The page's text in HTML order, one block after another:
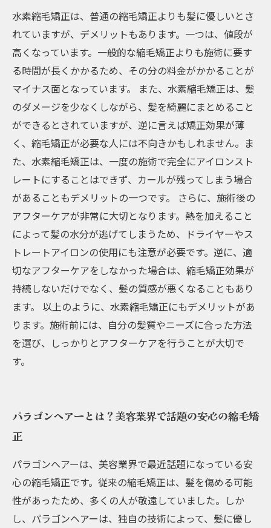
水素縮毛矯正は、普通の縮毛矯正よりも髪に優しいとさ
れていますが、デメリットもあります。一つは、値段が
高くなっています。一般的な縮毛矯正よりも施術に要す
る時間が長くかかるため、その分の料金がかかることが
マイナス面となっています。 また、水素縮毛矯正は、髪
のダメージを少なくしながら、髪を綺麗にまとめること
ができるとされていますが、逆に言えば矯正効果が薄
く、縮毛矯正が必要な人には不向きかもしれません。ま
た、水素縮毛矯正は、一度の施術で完全にアイロンスト
レートにすることはできず、カールが残ってしまう場合
があることもデメリットの一つです。 さらに、施術後の
アフターケアが非常に大切となります。熱を加えること
によって髪の水分が逃げてしまうため、ドライヤーやス
トレートアイロンの使用にも注意が必要です。逆に、適
切なアフターケアをしなかった場合は、縮毛矯正効果が
持続しないだけでなく、髪の質感が悪くなることもあり
ます。 以上のように、水素縮毛矯正にもデメリットがあ
ります。施術前には、自分の髪質やニーズに合った方法
を選び、しっかりとアフターケアを行うことが大切で
す。
パラゴンヘアーとは？美容業界で話題の安心の縮毛矯
正
パラゴンヘアーは、美容業界で最近話題になっている安
心の縮毛矯正です。従来の縮毛矯正は、髪を傷める可能
性があったため、多くの人が敬遠していました。しか
し、パラゴンヘアーは、独自の技術によって、髪に優し